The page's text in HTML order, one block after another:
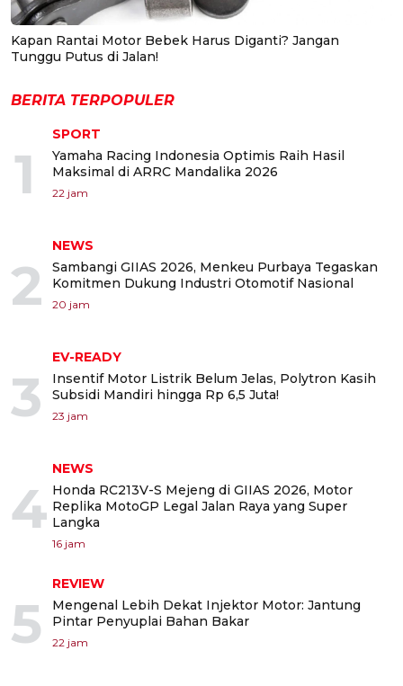
Kapan Rantai Motor Bebek Harus Diganti? Jangan
Tunggu Putus di Jalan!
BERITA TERPOPULER
1
SPORT
Yamaha Racing Indonesia Optimis Raih Hasil
Maksimal di ARRC Mandalika 2026
22 jam
2
NEWS
Sambangi GIIAS 2026, Menkeu Purbaya Tegaskan
Komitmen Dukung Industri Otomotif Nasional
20 jam
3
EV-READY
Insentif Motor Listrik Belum Jelas, Polytron Kasih
Subsidi Mandiri hingga Rp 6,5 Juta!
23 jam
4
NEWS
Honda RC213V-S Mejeng di GIIAS 2026, Motor
Replika MotoGP Legal Jalan Raya yang Super
Langka
16 jam
5
REVIEW
Mengenal Lebih Dekat Injektor Motor: Jantung
Pintar Penyuplai Bahan Bakar
22 jam